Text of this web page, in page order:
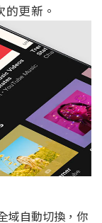
更新。
域自動切換，你